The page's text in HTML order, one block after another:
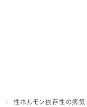
性ホルモン依存性の病気